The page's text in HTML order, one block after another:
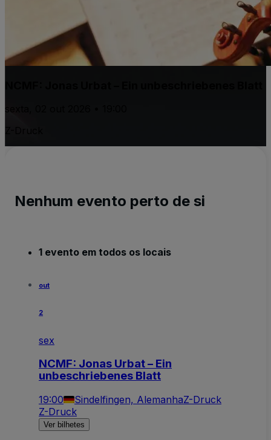
sexta, 02 out 2026 • 19:00
Nenhum evento perto de si
1 evento em todos os locais
out
2
sex
NCMF: Jonas Urbat – Ein
unbeschriebenes Blatt
19:00 Sindelfingen, AlemanhaZ-Druck
Z-Druck
Ver bilhetes